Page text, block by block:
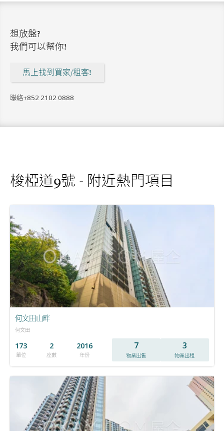
想放盤?
我們可以幫你!
馬上找到買家/租客!
聯絡+852 2102 0888
梭椏道9號 - 附近熱門項目
何文田山畔
何文田
173
單位
2
座數
2016
年份
7
物業出售
3
物業出租